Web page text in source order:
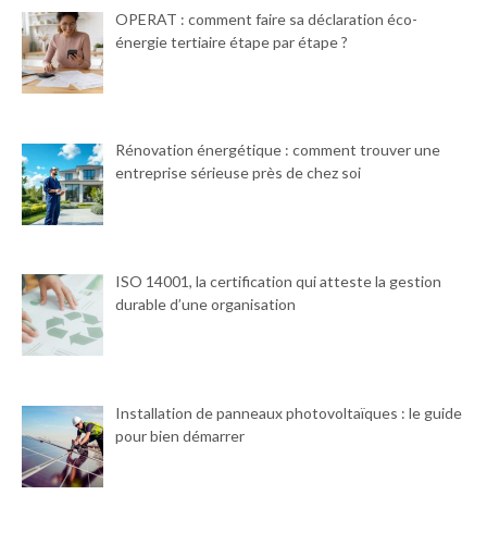
OPERAT : comment faire sa déclaration éco-
énergie tertiaire étape par étape ?
Rénovation énergétique : comment trouver une
entreprise sérieuse près de chez soi
ISO 14001, la certification qui atteste la gestion
durable d’une organisation
Installation de panneaux photovoltaïques : le guide
pour bien démarrer